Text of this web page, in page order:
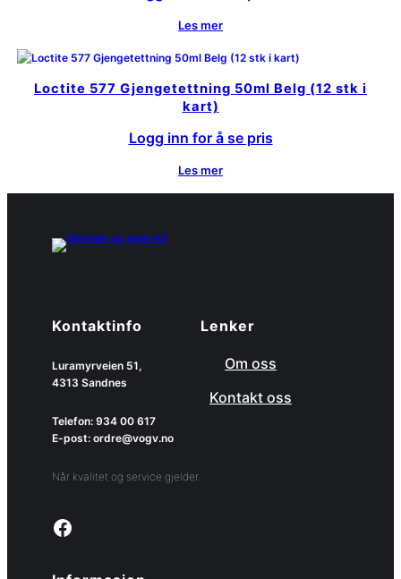
Les mer
Loctite 577 Gjengetettning 50ml Belg (12 stk i
kart)
Logg inn for å se pris
Les mer
Kontaktinfo
Luramyrveien 51,
4313 Sandnes
Telefon: 934 00 617
E-post: ordre@vogv.no
Når kvalitet og service gjelder.
Link to facebook page
Lenker
Om oss
Kontakt oss